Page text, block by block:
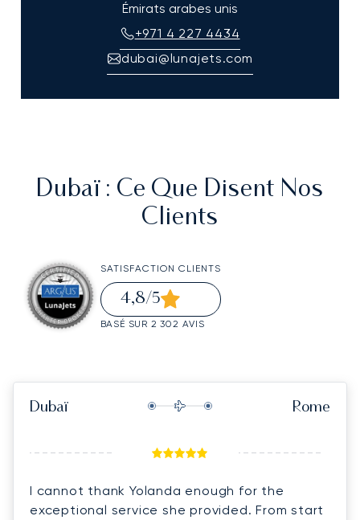
Émirats arabes unis
+971 4 227 4434
dubai@lunajets.com
Dubaï : Ce Que Disent Nos
Clients
SATISFACTION CLIENTS
4,8/5
BASÉ SUR 2 302 AVIS
Dubaï Rome
I cannot thank Yolanda enough for the
exceptional service she provided. From start